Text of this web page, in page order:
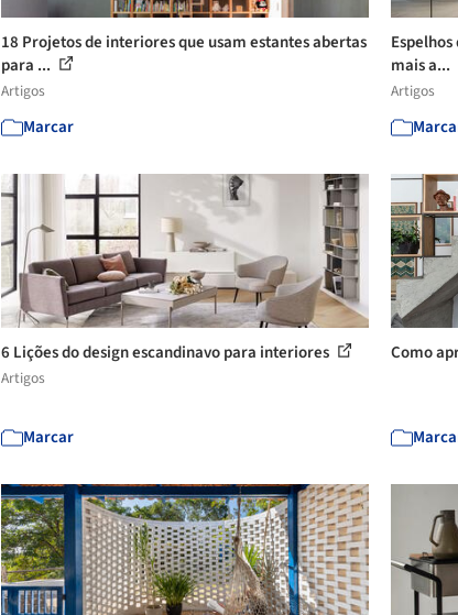
18 Projetos de interiores que usam estantes abertas
para ...
Artigos
Marcar
mais a...
Artigos
6 Lições do design escandinavo para interiores
Artigos
Marcar
Como